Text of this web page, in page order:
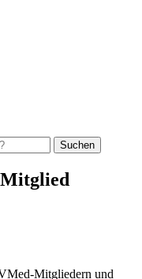
Mitgliedern und